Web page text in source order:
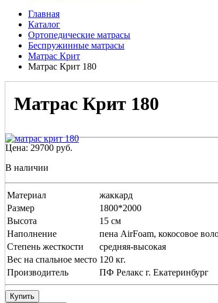
Главная
Каталог
Ортопедические матрасы
Беспружинные матрасы
Матрас Крит
Матрас Крит 180
Матрас Крит 180
Цена: 29700 руб.
В наличии
Материал
жаккард
Размер
1800*2000
Высота
15 см
Наполнение
пена AirFoam, кокосовое
Степень жесткости
средняя-высокая
Вес на спальное место 120 кг.
Производитель
ПФ Релакс г. Екатеринбург
Купить